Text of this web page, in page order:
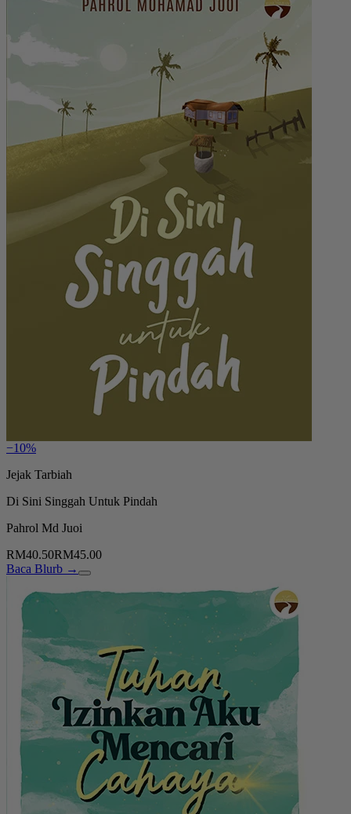
−10%
Jejak Tarbiah
Di Sini Singgah Untuk Pindah
Pahrol Md Juoi
RM40.50RM45.00
Baca Blurb →